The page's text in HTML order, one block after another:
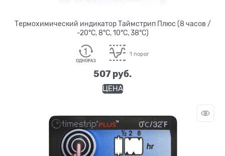
Термохимический индикатор Таймстрип Плюс (8 часов /
-20°C, 8°C, 10°C, 38°C)
1 порог
507 руб.
ЦЕНА